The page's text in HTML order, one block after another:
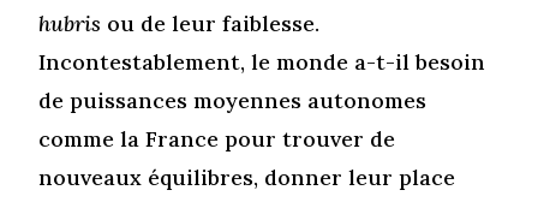
hubris ou de leur faiblesse.
Incontestablement, le monde a-t-il besoin
de puissances moyennes autonomes
comme la France pour trouver de
nouveaux équilibres, donner leur place